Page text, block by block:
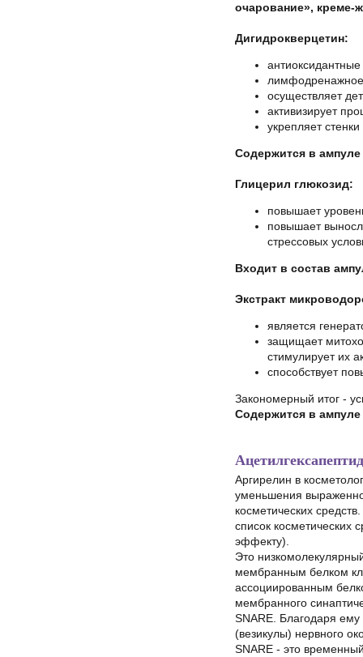
очарование», креме-
Дигидрокверцетин:
антиоксидантные
осуществляет
активизирует
укрепляет
Содержится в
Глицерил глюкозид:
повышает
повышает
стрессовых
Входит в состав
Экстракт
является
защищает
стимулирует их
способствует
Закономерный итог -
Содержится в
Аргирелин в
уменьшения
косметических
список косметических
эффекту).
Это
мембранным белком
ассоциированным
мембранного
SNARE. Благодаря ему
(везикулы) нервного
SNARE - это